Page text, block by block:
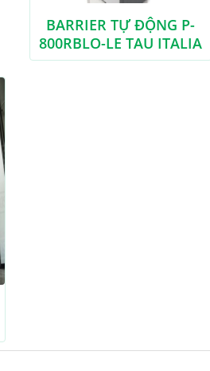
BARRIER TỰ ĐỘNG P-
800RBLO-LE TAU ITALIA